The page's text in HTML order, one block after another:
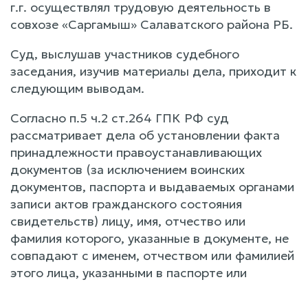
г.г. осуществлял трудовую деятельность в
совхозе «Саргамыш» Салаватского района РБ.
Суд, выслушав участников судебного
заседания, изучив материалы дела, приходит к
следующим выводам.
Согласно п.5 ч.2 ст.264 ГПК РФ суд
рассматривает дела об установлении факта
принадлежности правоустанавливающих
документов (за исключением воинских
документов, паспорта и выдаваемых органами
записи актов гражданского состояния
свидетельств) лицу, имя, отчество или
фамилия которого, указанные в документе, не
совпадают с именем, отчеством или фамилией
этого лица, указанными в паспорте или